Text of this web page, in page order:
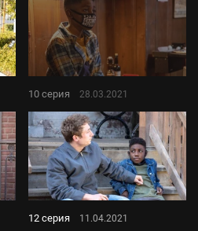
10 серия 28.03.2021
12 серия 11.04.2021